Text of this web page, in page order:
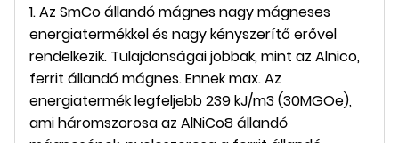
1. Az SmCo állandó mágnes nagy mágneses
energiatermékkel és nagy kényszerítő erővel
rendelkezik. Tulajdonságai jobbak, mint az Alnico,
ferrit állandó mágnes. Ennek max. Az
energiatermék legfeljebb 239 kJ/m3 (30MGOe),
ami háromszorosa az AlNiCo8 állandó